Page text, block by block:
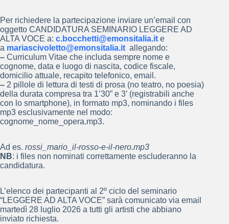
Per richiedere la partecipazione inviare un’email con
oggetto CANDIDATURA SEMINARIO LEGGERE AD
ALTA VOCE a: c.bocchetti@emonsitalia.it e
a mariascivoletto@emonsitalia.it allegando:
– Curriculum Vitae che includa sempre nome e
cognome, data e luogo di nascita, codice fiscale,
domicilio attuale, recapito telefonico, email.
– 2 pillole di lettura di testi di prosa (no teatro, no poesia)
della durata compresa tra 1’30” e 3’ (registrabili anche
con lo smartphone), in formato mp3, nominando i files
mp3 esclusivamente nel modo:
cognome_nome_opera.mp3.
Ad es. rossi_mario_il-rosso-e-il-nero.mp3
NB: i files non nominati correttamente escluderanno la
candidatura.
L’elenco dei partecipanti al 2º ciclo del seminario
“LEGGERE AD ALTA VOCE” sarà comunicato via email
martedì 28 luglio 2026 a tutti gli artisti che abbiano
inviato richiesta.